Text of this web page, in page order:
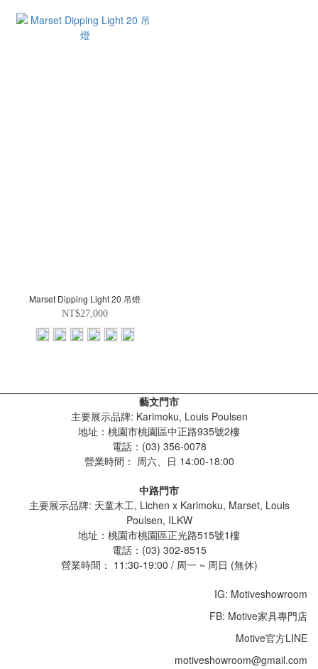
Marset Dipping Light 20 吊燈
NT$27,000
藝文門市
主要展示品牌: Karimoku, Louis Poulsen
地址：桃園市桃園區中正路935號2樓
電話：(03) 356-0078
營業時間： 周六、日 14:00-18:00
中路門市
主要展示品牌: 天童木工, Lichen x Karimoku, Marset, Louis
Poulsen, ILKW
地址：桃園市桃園區正光路515號1樓
電話：(03) 302-8515
營業時間： 11:30-19:00 / 周一 ~ 周日 (無休)
IG: Motiveshowroom
FB: Motive家具專門店
Motive官方LINE
motiveshowroom@gmail.com